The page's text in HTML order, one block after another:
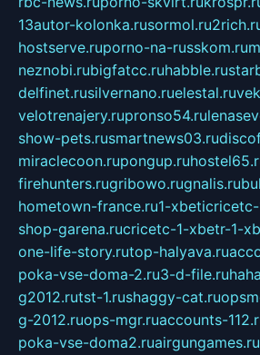
13autor-kolonka.rusormol.ru
hostserve.ruporno-na-russkom.ru
neznobi.rubigfatcc.ruhabble.ru
delfinet.rusilvernano.ruelestal.ru
velotrenajery.rupronso54.ru
show-pets.rusmartnews03.ru
miraclecoon.rupongup.ru
firehunters.rugribowo.rugnalis.ru
hometown-france.ru1-
shop-garena.rucricetc-1-xbetr-1-
one-life-story.rutop-halyava.ru
poka-vse-doma-2.ru3-d-file.ru
g2012.rutst-1.rushaggy-cat.ru
g-2012.ruops-mgr.ruaccounts-
poka-vse-doma2.ruairgungames.ru